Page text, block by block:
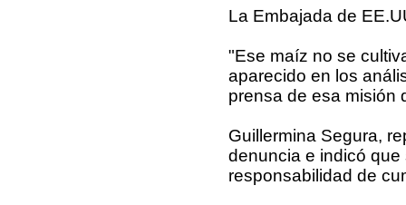
La Embajada de
"Ese maíz no se
aparecido en los
prensa de esa misión
Guillermina Segura,
denuncia e indicó
responsabilidad de